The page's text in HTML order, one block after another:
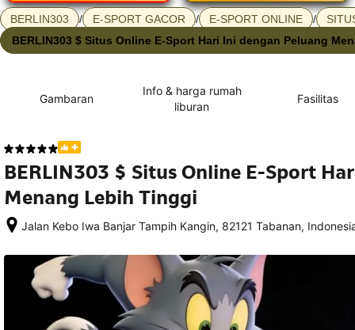
BERLIN303 / E-SPORT GACOR / E-SPORT ONLINE /
BERLIN303 $ Situs Online E-Sport Hari Ini dengan Peluang
Gambaran
Info & harga rumah
liburan
Fasilitas
BERLIN303 $ Situs Online E-Sport
Menang Lebih Tinggi
Jalan Kebo Iwa Banjar Tampih Kangin, 82121 Tabanan,
memesan,
semua
rincian
akomodasi
termasuk